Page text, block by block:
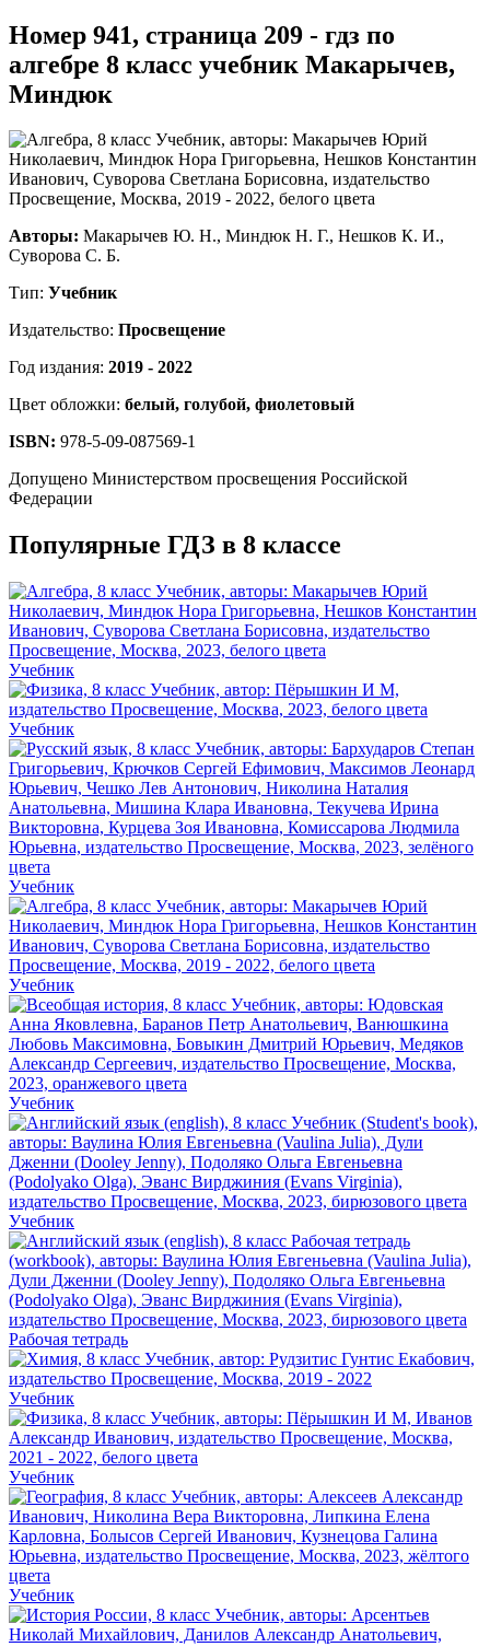
Номер 941, страница 209 - гдз по
алгебре 8 класс учебник Макарычев,
Миндюк
Авторы: Макарычев Ю. Н., Миндюк Н. Г., Нешков К. И.,
Суворова С. Б.
Тип: Учебник
Издательство: Просвещение
Год издания: 2019 - 2022
Цвет обложки: белый, голубой, фиолетовый
ISBN: 978-5-09-087569-1
Допущено Министерством просвещения Российской
Федерации
Популярные ГДЗ в 8 классе
Учебник
Учебник
Учебник
Учебник
Учебник
Учебник
Рабочая тетрадь
Учебник
Учебник
Учебник